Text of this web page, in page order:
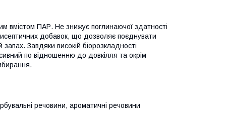
вмістом ПАР. Не знижує поглинаючої здатності
добавок, що дозволяє поєднувати
Завдяки високій біорозкладності
по відношенню до довкілля та окрім
речовини, ароматичні речовини